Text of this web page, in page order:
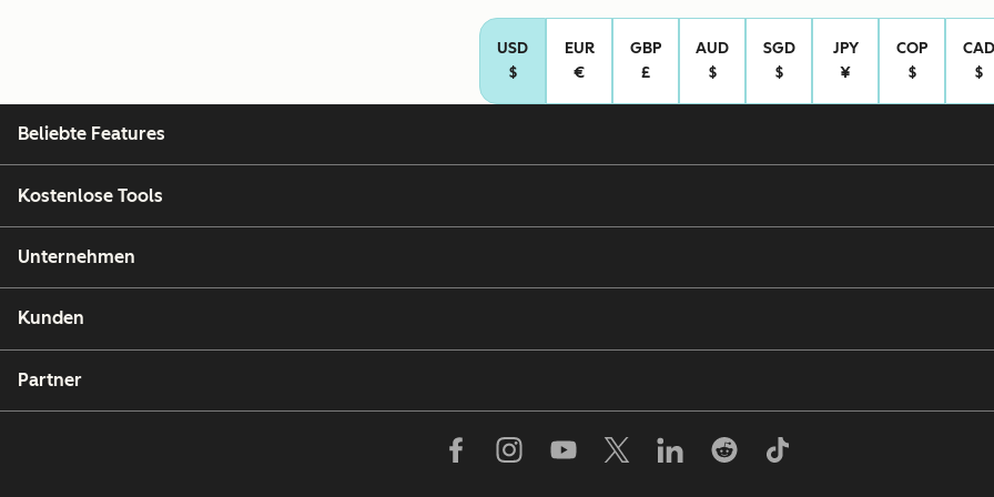
USD
$
EUR
€
GBP
£
AUD
$
SGD
$
JPY
¥
COP
$
CAD
$
Beliebte Features
Kostenlose Tools
Unternehmen
Kunden
Partner